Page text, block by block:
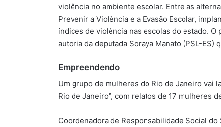
violência no ambiente escolar. Entre as
Prevenir a Violência e a Evasão Escolar,
índices de violência nas escolas do estado.
autoria da deputada Soraya Manato (PSL-ES)
Empreendendo
Um grupo de mulheres do Rio de Janeiro vai
Rio de Janeiro”, com relatos de 17 mulheres
Coordenadora de Responsabilidade Social